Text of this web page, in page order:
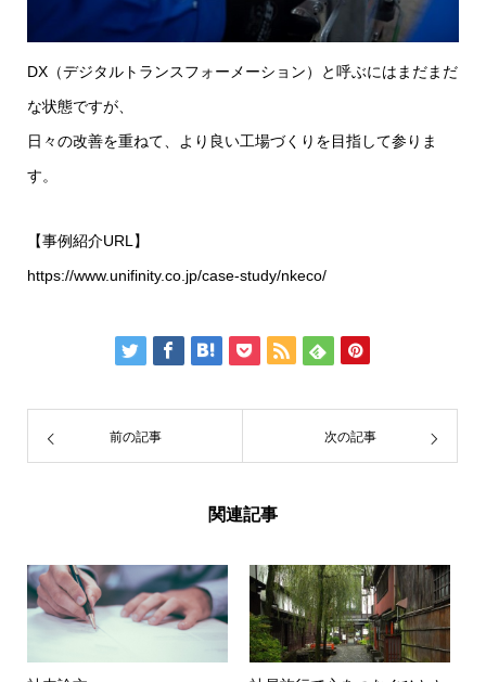
DX（デジタルトランスフォーメーション）と呼ぶにはまだまだ
な状態ですが、
日々の改善を重ねて、より良い工場づくりを目指して参りま
す。
【事例紹介URL】
https://www.unifinity.co.jp/case-study/nkeco/
前の記事 次の記事
関連記事